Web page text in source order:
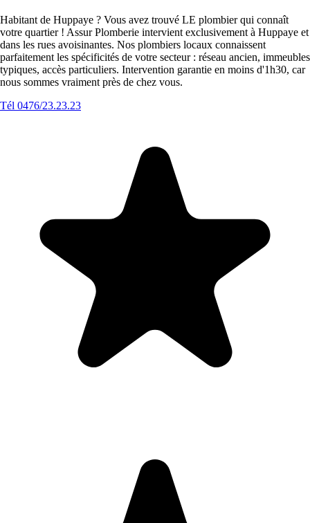
Habitant de Huppaye ? Vous avez trouvé LE plombier qui connaît
votre quartier ! Assur Plomberie intervient exclusivement à Huppaye et
dans les rues avoisinantes. Nos plombiers locaux connaissent
parfaitement les spécificités de votre secteur : réseau ancien, immeubles
typiques, accès particuliers. Intervention garantie en moins d'1h30, car
nous sommes vraiment près de chez vous.
Tél 0476/23.23.23